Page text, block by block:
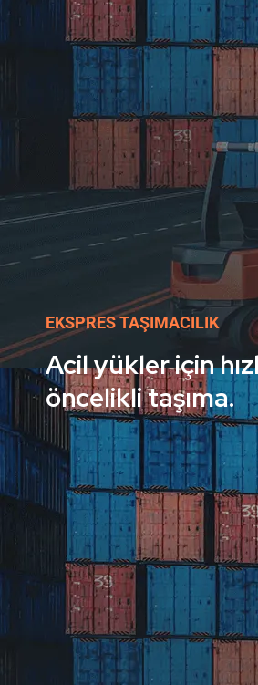
EKSPRES TAŞIMACILIK
Acil yükler için
öncelikli taşıma.